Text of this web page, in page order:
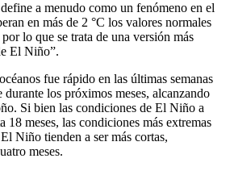
a menudo como un fenómeno en el
en más de 2 °C los valores normales
lo que se trata de una versión más
El Niño”.
fue rápido en las últimas semanas
durante los próximos meses, alcanzando
Si bien las condiciones de El Niño a
18 meses, las condiciones más extremas
Niño tienden a ser más cortas,
meses.